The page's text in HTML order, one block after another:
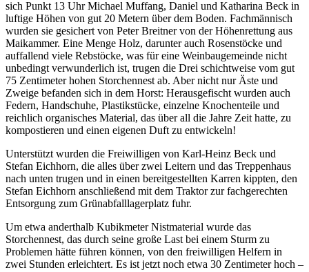
sich Punkt 13 Uhr Michael Muffang, Daniel und Katharina Beck in
luftige Höhen von gut 20 Metern über dem Boden. Fachmännisch
wurden sie gesichert von Peter Breitner von der Höhenrettung aus
Maikammer. Eine Menge Holz, darunter auch Rosenstöcke und
auffallend viele Rebstöcke, was für eine Weinbaugemeinde nicht
unbedingt verwunderlich ist, trugen die Drei schichtweise vom gut
75 Zentimeter hohen Storchennest ab. Aber nicht nur Äste und
Zweige befanden sich in dem Horst: Herausgefischt wurden auch
Federn, Handschuhe, Plastikstücke, einzelne Knochenteile und
reichlich organisches Material, das über all die Jahre Zeit hatte, zu
kompostieren und einen eigenen Duft zu entwickeln!
Unterstützt wurden die Freiwilligen von Karl-Heinz Beck und
Stefan Eichhorn, die alles über zwei Leitern und das Treppenhaus
nach unten trugen und in einen bereitgestellten Karren kippten, den
Stefan Eichhorn anschließend mit dem Traktor zur fachgerechten
Entsorgung zum Grünabfalllagerplatz fuhr.
Um etwa anderthalb Kubikmeter Nistmaterial wurde das
Storchennest, das durch seine große Last bei einem Sturm zu
Problemen hätte führen können, von den freiwilligen Helfern in
zwei Stunden erleichtert. Es ist jetzt noch etwa 30 Zentimeter hoch –